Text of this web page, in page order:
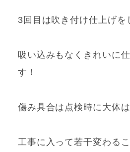
3回目は吹き付け仕上げを
吸い込みもなくきれいに
す！
傷み具合は点検時に大体
工事に入って若干変わる